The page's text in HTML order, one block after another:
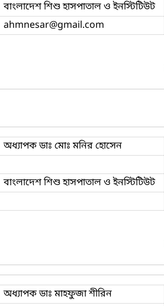
বাংলাদেশ শিশু হাসপাতাল ও ইনস্টিটিউট
ahmnesar@gmail.com
অধ্যাপক ডাঃ মোঃ মনির হোসেন
বাংলাদেশ শিশু হাসপাতাল ও ইনস্টিটিউট
অধ্যাপক ডাঃ মাহফুজা শীরিন